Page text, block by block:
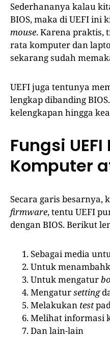
Sederhananya kalau
BIOS, maka di UEFI ini
mouse. Karena praktis,
rata komputer dan
sekarang sudah
UEFI juga tentunya
lengkap dibanding
kelengkapan hingga
Fungsi
Komputer
Secara garis besarnya,
firmware, tentu UEFI
dengan BIOS. Berikut
Sebagai media
Untuk
Untuk mengatur
Mengatursetting
Melakukan test
Melihat informasi
Dan lain-lain